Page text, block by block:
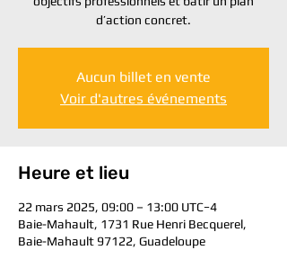
d’action concret.
Aucun billet en vente
Voir d'autres événements
Heure et lieu
22 mars 2025, 09:00 – 13:00 UTC−4
Baie-Mahault, 1731 Rue Henri Becquerel,
Baie-Mahault 97122, Guadeloupe